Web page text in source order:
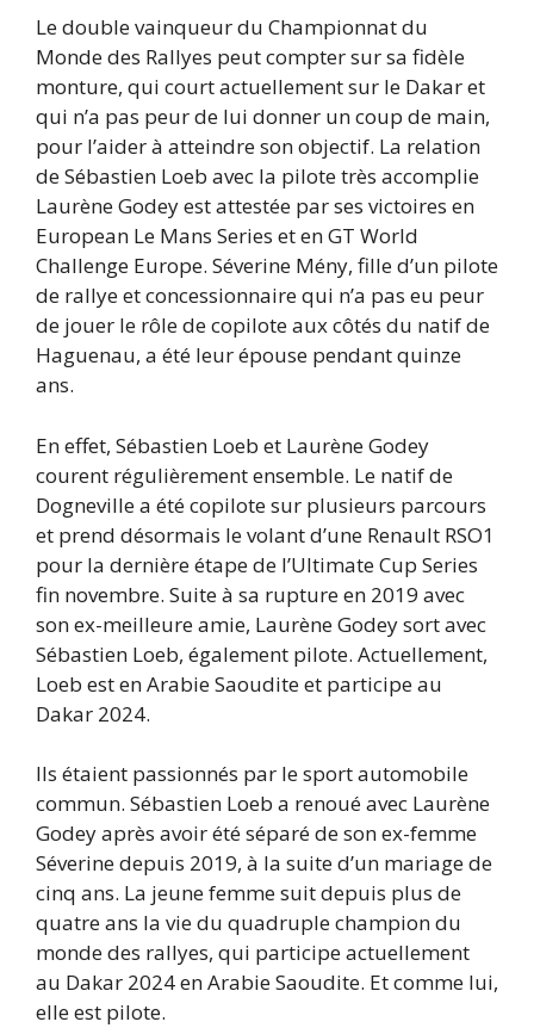
Le double vainqueur du Championnat du
Monde des Rallyes peut compter sur sa fidèle
monture, qui court actuellement sur le Dakar et
qui n’a pas peur de lui donner un coup de main,
pour l’aider à atteindre son objectif. La relation
de Sébastien Loeb avec la pilote très accomplie
Laurène Godey est attestée par ses victoires en
European Le Mans Series et en GT World
Challenge Europe. Séverine Mény, fille d’un pilote
de rallye et concessionnaire qui n’a pas eu peur
de jouer le rôle de copilote aux côtés du natif de
Haguenau, a été leur épouse pendant quinze
ans.
En effet, Sébastien Loeb et Laurène Godey
courent régulièrement ensemble. Le natif de
Dogneville a été copilote sur plusieurs parcours
et prend désormais le volant d’une Renault RSO1
pour la dernière étape de l’Ultimate Cup Series
fin novembre. Suite à sa rupture en 2019 avec
son ex-meilleure amie, Laurène Godey sort avec
Sébastien Loeb, également pilote. Actuellement,
Loeb est en Arabie Saoudite et participe au
Dakar 2024.
Ils étaient passionnés par le sport automobile
commun. Sébastien Loeb a renoué avec Laurène
Godey après avoir été séparé de son ex-femme
Séverine depuis 2019, à la suite d’un mariage de
cinq ans. La jeune femme suit depuis plus de
quatre ans la vie du quadruple champion du
monde des rallyes, qui participe actuellement
au Dakar 2024 en Arabie Saoudite. Et comme lui,
elle est pilote.